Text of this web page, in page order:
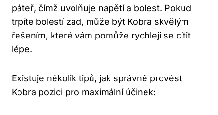
páteř, čímž uvolňuje napětí a bolest. Pokud
trpíte bolestí zad, může být Kobra skvělým
řešením, které vám pomůže rychleji se cítit
lépe.
Existuje několik tipů, jak správně provést
Kobra pozici pro maximální účinek: